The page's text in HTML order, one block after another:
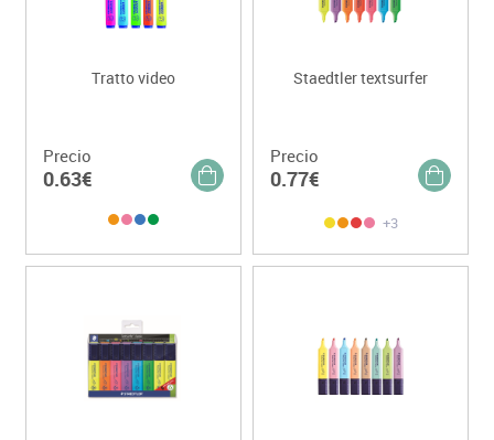
Tratto video
Precio
0.63€
Staedtler textsurfer
Precio
0.77€
+3